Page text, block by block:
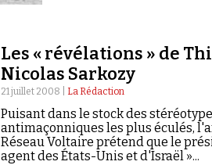
Les « révélations » de
Nicolas Sarkozy
21 juillet 2008 | La Rédaction
Puisant dans le stock des
antimaçonniques les plus éculés,
Réseau Voltaire prétend que le
agent des États-Unis et d'Israël »...